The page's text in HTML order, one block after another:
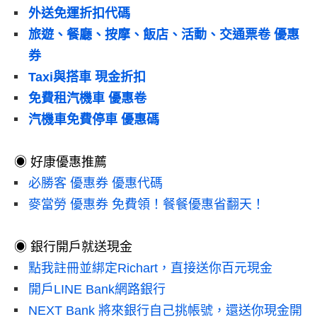
外送免運折扣代碼
旅遊、餐廳、按摩、飯店、活動、交通票卷 優惠
券
Taxi與搭車 現金折扣
免費租汽機車 優惠卷
汽機車免費停車 優惠碼
◉ 好康優惠推薦
必勝客 優惠券 優惠代碼
麥當勞 優惠券 免費領！餐餐優惠省翻天！
◉ 銀行開戶就送現金
點我註冊並綁定Richart，直接送你百元現金
開戶LINE Bank網路銀行
NEXT Bank 將來銀行自己挑帳號，還送你現金開